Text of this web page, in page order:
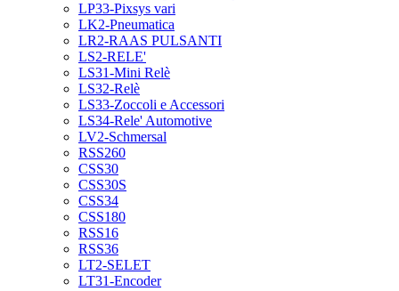
LP33-Pixsys vari
LK2-Pneumatica
LR2-RAAS PULSANTI
LS2-RELE'
LS31-Mini Relè
LS32-Relè
LS33-Zoccoli e Accessori
LS34-Rele' Automotive
LV2-Schmersal
RSS260
CSS30
CSS30S
CSS34
CSS180
RSS16
RSS36
LT2-SELET
LT31-Encoder